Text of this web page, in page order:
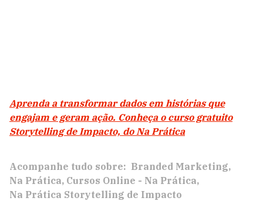
Aprenda a transformar dados em histórias que
engajam e geram ação. Conheça o curso gratuito
Storytelling de Impacto, do Na Prática
Acompanhe tudo sobre: Branded Marketing
Na Prática Cursos Online - Na Prática
Na Prática Storytelling de Impacto